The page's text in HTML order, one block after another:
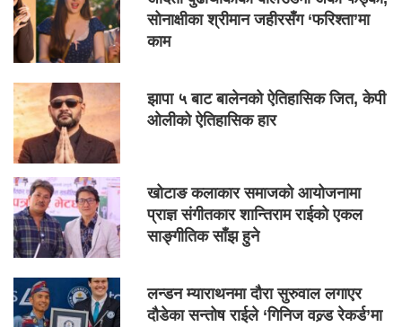
सोनाक्षीका श्रीमान जहीरसँग ‘फरिश्ता’मा
काम
झापा ५ बाट बालेनको ऐतिहासिक जित, केपी
ओलीको ऐतिहासिक हार
खोटाङ कलाकार समाजको आयोजनामा
प्राज्ञ संगीतकार शान्तिराम राईको एकल
साङ्गीतिक साँझ हुने
लन्डन म्याराथनमा दौरा सुरुवाल लगाएर
दौडेका सन्तोष राईले ‘गिनिज वल्र्ड रेकर्ड’मा